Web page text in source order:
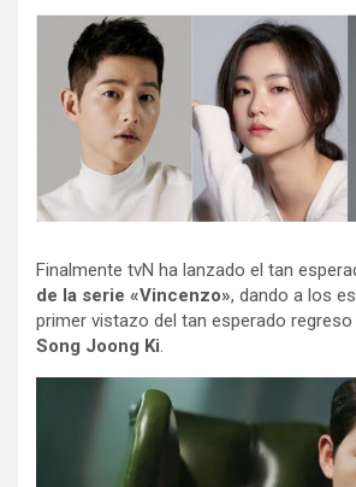
Finalmente tvN ha lanzado el tan
de la serie «Vincenzo», dando a los
primer vistazo del tan esperado
Song Joong Ki.